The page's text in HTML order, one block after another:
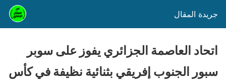
جريدة المقال
اتحاد العاصمة الجزائري يفوز على سوبر
سبور الجنوب إفريقي بثنائية نظيفة في كأس